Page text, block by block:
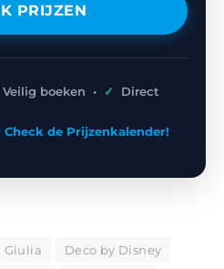
PRIJZEN
Veilig boeken • ✓
Direct
Check de Prijzenkalender!
Giulia
Deco by Disney